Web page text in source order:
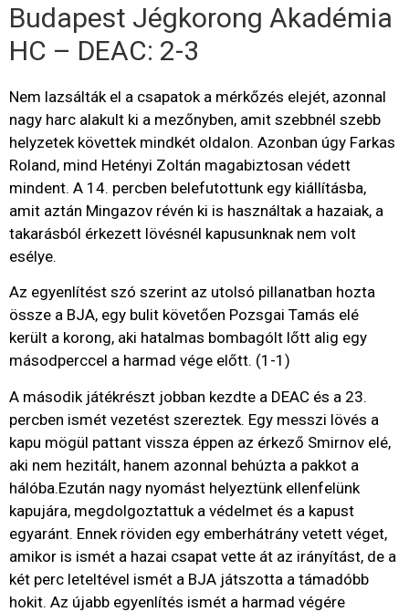
Budapest Jégkorong Akadémia
HC – DEAC: 2-3
Nem lazsálták el a csapatok a mérkőzés elejét, azonnal
nagy harc alakult ki a mezőnyben, amit szebbnél szebb
helyzetek követtek mindkét oldalon. Azonban úgy Farkas
Roland, mind Hetényi Zoltán magabiztosan védett
mindent. A 14. percben belefutottunk egy kiállításba,
amit aztán Mingazov révén ki is használtak a hazaiak, a
takarásból érkezett lövésnél kapusunknak nem volt
esélye.
Az egyenlítést szó szerint az utolsó pillanatban hozta
össze a BJA, egy bulit követően Pozsgai Tamás elé
került a korong, aki hatalmas bombagólt lőtt alig egy
másodperccel a harmad vége előtt. (1-1)
A második játékrészt jobban kezdte a DEAC és a 23.
percben ismét vezetést szereztek. Egy messzi lövés a
kapu mögül pattant vissza éppen az érkező Smirnov elé,
aki nem hezitált, hanem azonnal behúzta a pakkot a
hálóba.Ezután nagy nyomást helyeztünk ellenfelünk
kapujára, megdolgoztattuk a védelmet és a kapust
egyaránt. Ennek röviden egy emberhátrány vetett véget,
amikor is ismét a hazai csapat vette át az irányítást, de a
két perc leteltével ismét a BJA játszotta a támadóbb
hokit. Az újabb egyenlítés ismét a harmad végére